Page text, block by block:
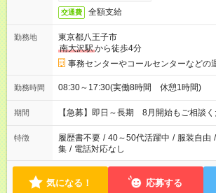
交通費 全額支給
勤務地
東京都八王子市
南大沢駅から徒歩4分
事務センターやコールセンターなどの
勤務時間 08:30～17:30(実働8時間 休憩1時間)
期間 【急募】即日～長期 8月開始もご相談
特徴 履歴書不要 / 40～50代活躍中 / 服装自由 /
集 / 電話対応なし
気になる！ 応募する